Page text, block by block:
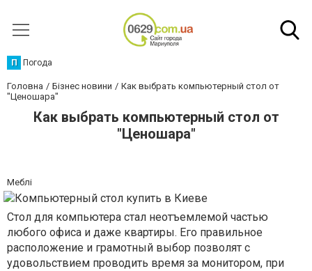
П Погода
Головна Бізнес новини
Как выбрать компьютерный стол от
"Ценошара"
Как выбрать компьютерный стол от
"Ценошара"
Меблі
Стол для компьютера стал неотъемлемой частью
любого офиса и даже квартиры. Его правильное
расположение и грамотный выбор позволят с
удовольствием проводить время за монитором, при